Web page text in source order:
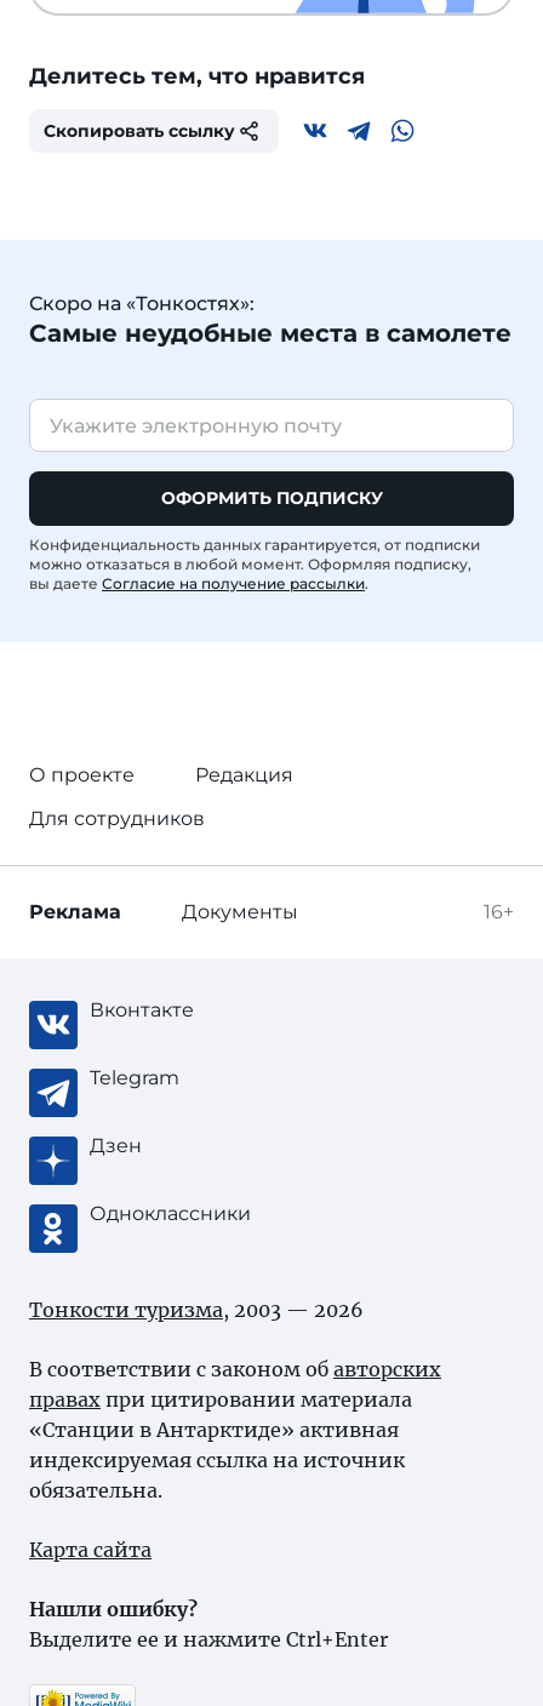
Делитесь тем, что нравится
Скопировать ссылку
Скоро на «Тонкостях»:
Самые неудобные места в самолете
ОФОРМИТЬ ПОДПИСКУ
Конфиденциальность данных гарантируется, от подписки
можно отказаться в любой момент. Оформляя подписку,
вы даете Согласие на получение рассылки.
О проекте
Редакция
Для сотрудников
16+
Реклама Документы
Вконтакте
Telegram
Дзен
Одноклассники
Тонкости туризма, 2003 — 2026
В соответствии с законом об авторских
правах при цитировании материала
«Станции в Антарктиде» активная
индексируемая ссылка на источник
обязательна.
Карта сайта
Нашли ошибку?
Выделите ее и нажмите Ctrl+Enter